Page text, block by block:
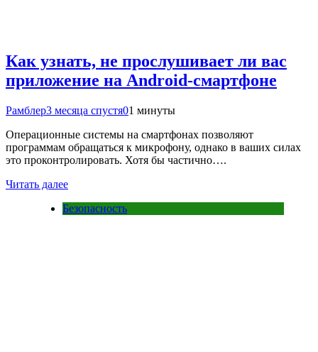
Как узнать, не прослушивает ли вас
приложение на Android-смартфоне
Рамблер3 месяца спустя01 минуты
Операционные системы на смартфонах позволяют
программам обращаться к микрофону, однако в ваших силах
это проконтролировать. Хотя бы частично….
Читать далее
Безопасность